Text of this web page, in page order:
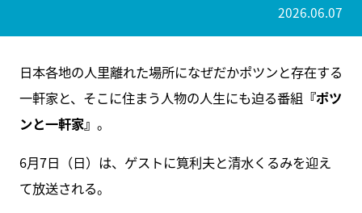
2026.06.07
日本各地の人里離れた場所になぜだかポツンと存在する
一軒家と、そこに住まう人物の人生にも迫る番組 『ポツ
ンと一軒家』 。
6月7日（日）は、ゲストに筧利夫と清水くるみを迎え
て放送される。